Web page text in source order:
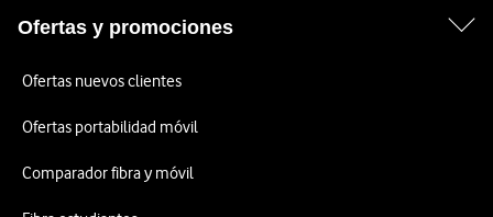
Ofertas y promociones
Ofertas nuevos clientes
Ofertas portabilidad móvil
Comparador fibra y móvil